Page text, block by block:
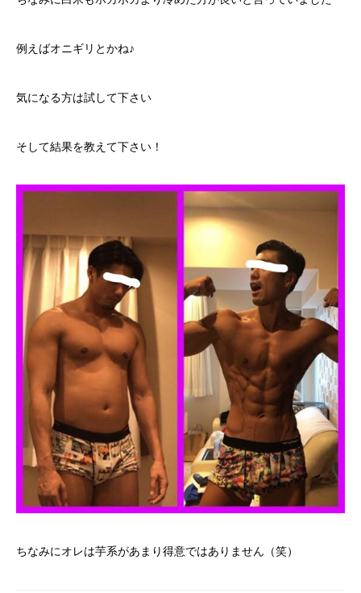
例えばオニギリとかね♪
気になる方は試して下さい
そして結果を教えて下さい！
ちなみにオレは芋系があまり得意ではありません（笑）